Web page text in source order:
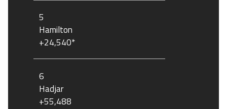
5
Hamilton
+24,540*
6
Hadjar
+55,488